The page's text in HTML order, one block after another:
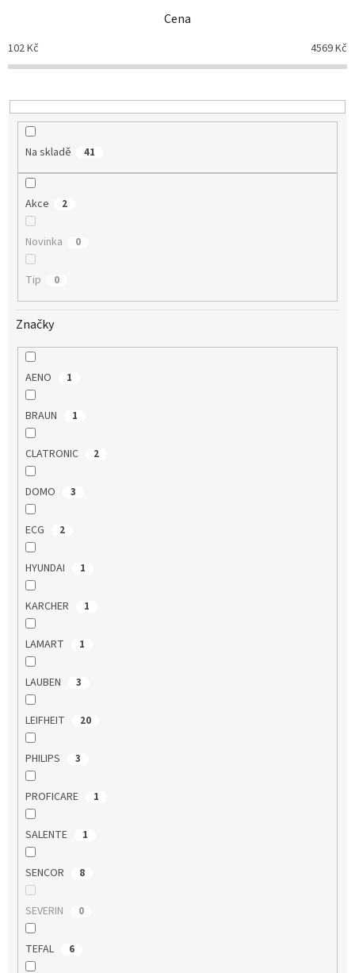
p
r
o
u
Cena
102Kč 4569Kč
Na skladě 41
Akce 2
Novinka 0
Tip 0
Značky
AENO 1
BRAUN 1
CLATRONIC 2
DOMO 3
ECG 2
HYUNDAI 1
KARCHER 1
LAMART 1
LAUBEN 3
LEIFHEIT 20
PHILIPS 3
PROFICARE 1
SALENTE 1
SENCOR 8
SEVERIN 0
TEFAL 6